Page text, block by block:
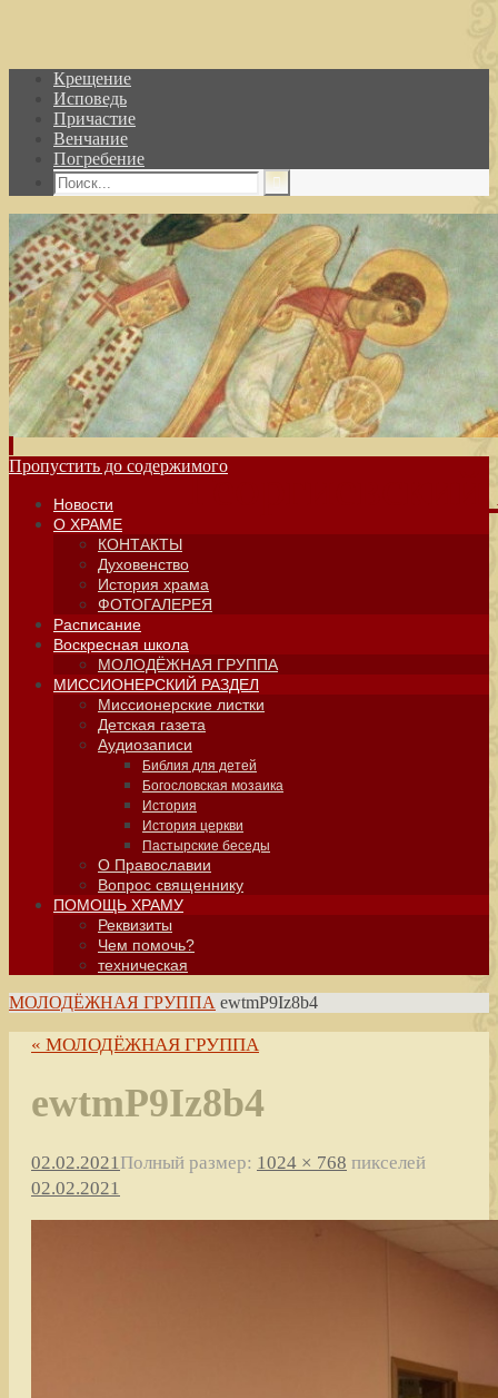
Крещение
Исповедь
Причастие
Венчание
Погребение
Пропустить до содержимого
Новости
О ХРАМЕ
КОНТАКТЫ
Духовенство
История храма
ФОТОГАЛЕРЕЯ
Расписание
Воскресная школа
МОЛОДЁЖНАЯ ГРУППА
МИССИОНЕРСКИЙ РАЗДЕЛ
Миссионерские листки
Детская газета
Аудиозаписи
Библия для детей
Богословская мозаика
История
История церкви
Пастырские беседы
О Православии
Вопрос священнику
ПОМОЩЬ ХРАМУ
Реквизиты
Чем помочь?
техническая
МОЛОДЁЖНАЯ ГРУППА ewtmP9Iz8b4
« МОЛОДЁЖНАЯ ГРУППА
ewtmP9Iz8b4
02.02.2021 Полный размер: 1024 × 768 пикселей
02.02.2021